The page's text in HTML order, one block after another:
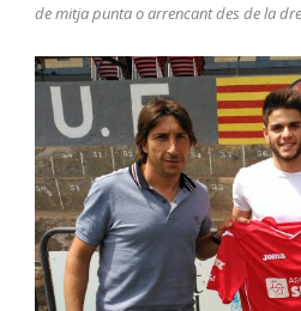
de mitja punta o arrencant des de la